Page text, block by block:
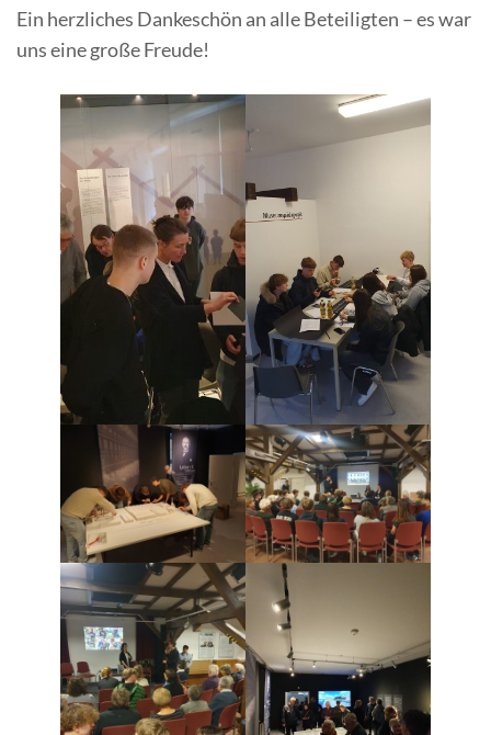
Ein herzliches Dankeschön an alle Beteiligten – es war
uns eine große Freude!